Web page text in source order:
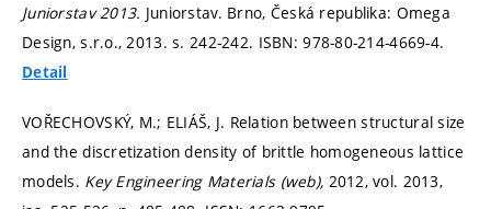
Juniorstav 2013. Juniorstav. Brno, Česká republika: Omega
Design, s.r.o., 2013.s. 242-242. ISBN: 978-80-214-4669-4.
Detail
VOŘECHOVSKÝ, M.; ELIÁŠ, J. Relation between structural size
and the discretization density of brittle homogeneous lattice
models. Key Engineering Materials (web), 2012, vol. 2013,